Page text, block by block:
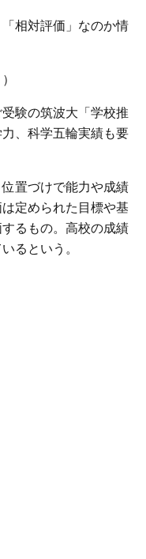
相対評価」なのか情
験の筑波大「学校推
、科学五輪実績も要
置づけで能力や成績
定められた目標や基
るもの。高校の成績
るという。